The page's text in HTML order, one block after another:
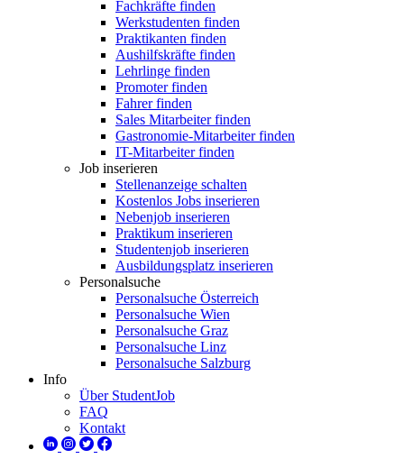
Fachkräfte finden
Werkstudenten finden
Praktikanten finden
Aushilfskräfte finden
Lehrlinge finden
Promoter finden
Fahrer finden
Sales Mitarbeiter finden
Gastronomie-Mitarbeiter finden
IT-Mitarbeiter finden
Job inserieren
Stellenanzeige schalten
Kostenlos Jobs inserieren
Nebenjob inserieren
Praktikum inserieren
Studentenjob inserieren
Ausbildungsplatz inserieren
Personalsuche
Personalsuche Österreich
Personalsuche Wien
Personalsuche Graz
Personalsuche Linz
Personalsuche Salzburg
Info
Über StudentJob
FAQ
Kontakt